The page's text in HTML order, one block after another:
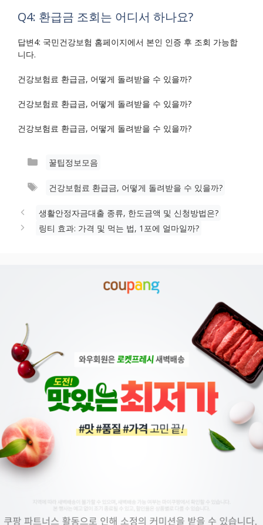
Q4: 환급금 조회는 어디서 하나요?
답변4: 국민건강보험 홈페이지에서 본인 인증 후 조회 가능합
니다.
건강보험료 환급금, 어떻게 돌려받을 수 있을까?
건강보험료 환급금, 어떻게 돌려받을 수 있을까?
건강보험료 환급금, 어떻게 돌려받을 수 있을까?
카
고
꿀팁정보모음
태
건강보험료 환급금, 어떻게 돌려받을 수 있을까?
생활안정자금대출 종류, 한도금액 및 신청방법은?
링티 효과: 가격 및 먹는 법, 1포에 얼마일까?